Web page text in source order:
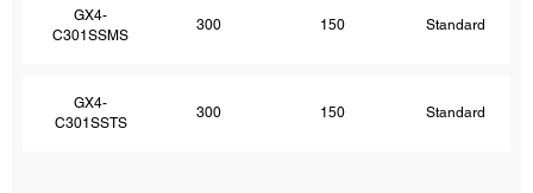
GX4-
C301SSMS
300 150 Standard
GX4-
C301SSTS
300 150 Standard